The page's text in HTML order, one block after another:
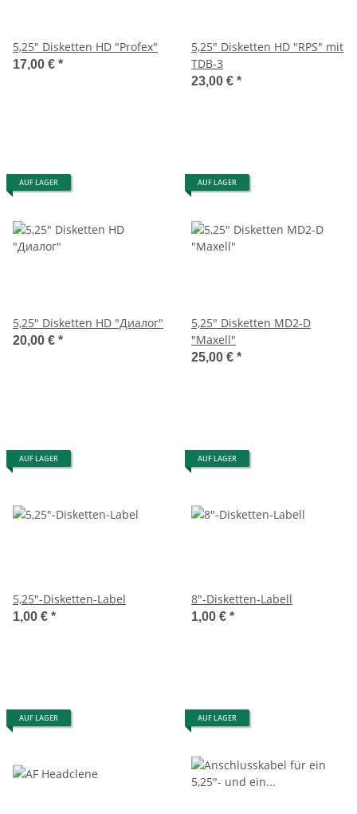
5,25" Disketten HD "Profex"
17,00 € *
5,25" Disketten HD "RPS" mit
TDB-3
23,00 € *
AUF LAGER
5,25" Disketten HD "Диалог"
20,00 € *
AUF LAGER
5,25" Disketten MD2-D
"Maxell"
25,00 € *
AUF LAGER
5,25"-Disketten-Label
1,00 € *
AUF LAGER
8"-Disketten-Labell
1,00 € *
AUF LAGER AUF LAGER